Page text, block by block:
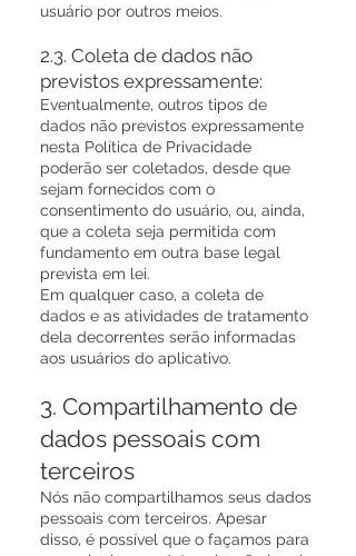
usuário por outros meios.
2.3. Coleta de dados não
previstos expressamente:
Eventualmente, outros tipos de
dados não previstos expressamente
nesta Política de Privacidade
poderão ser coletados, desde que
sejam fornecidos com o
consentimento do usuário, ou, ainda,
que a coleta seja permitida com
fundamento em outra base legal
prevista em lei.
Em qualquer caso, a coleta de
dados e as atividades de tratamento
dela decorrentes serão informadas
aos usuários do aplicativo.
3. Compartilhamento de
dados pessoais com
terceiros
Nós não compartilhamos seus dados
pessoais com terceiros. Apesar
disso, é possível que o façamos para